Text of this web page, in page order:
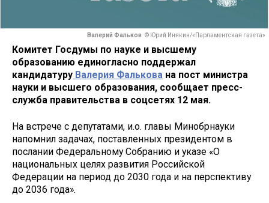
Валерий Фальков © Юрий Инякин/«Парламентская газета»
Комитет Госдумы по науке и высшему
образованию единогласно поддержал
кандидатуру Валерия Фалькова на пост министра
науки и высшего образования, сообщает пресс-
служба правительства в соцсетях 12 мая.
На встрече с депутатами, и.о. главы Минобрнауки
напомнил задачах, поставленных президентом в
послании Федеральному Собранию и указе «О
национальных целях развития Российской
Федерации на период до 2030 года и на перспективу
до 2036 года».